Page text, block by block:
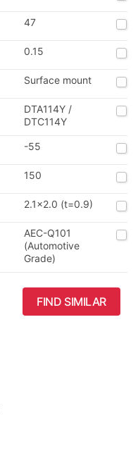
47
0.15
Surface mount
DTA114Y /
DTC114Y
-55
150
2.1x2.0 (t=0.9)
AEC-Q101
(Automotive
Grade)
FIND SIMILAR